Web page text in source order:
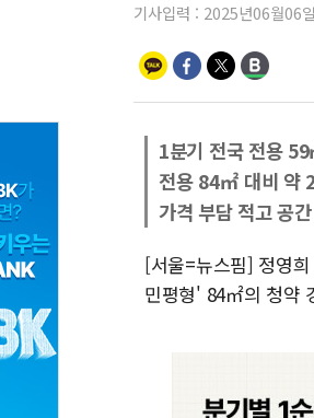
기사입력 : 2025년06월06
1분기 전국 전용
전용 84㎡ 대비 약
가격 부담 적고 공
[서울=뉴스핌] 정영
민평형' 84㎡의 청약